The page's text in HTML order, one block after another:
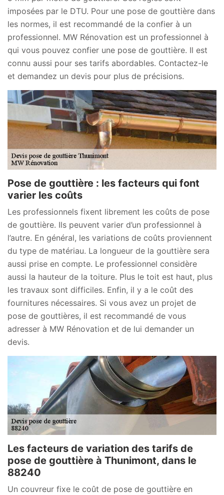
imposées par le DTU. Pour une pose de gouttière dans
les normes, il est recommandé de la confier à un
professionnel. MW Rénovation est un professionnel à
qui vous pouvez confier une pose de gouttière. Il est
connu aussi pour ses tarifs abordables. Contactez-le
et demandez un devis pour plus de précisions.
Pose de gouttière : les facteurs qui font
varier les coûts
Les professionnels fixent librement les coûts de pose
de gouttière. Ils peuvent varier d’un professionnel à
l’autre. En général, les variations de coûts proviennent
du type de matériau. La longueur de la gouttière sera
aussi prise en compte. Le professionnel considère
aussi la hauteur de la toiture. Plus le toit est haut, plus
les travaux sont difficiles. Enfin, il y a le coût des
fournitures nécessaires. Si vous avez un projet de
pose de gouttières, il est recommandé de vous
adresser à MW Rénovation et de lui demander un
devis.
Les facteurs de variation des tarifs de
pose de gouttière à Thunimont, dans le
88240
Un couvreur fixe le coût de pose de gouttière en